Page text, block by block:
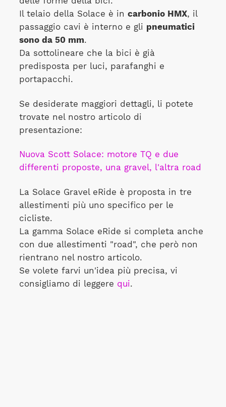
Il telaio della Solace è in carbonio HMX, il
passaggio cavi è interno e gli pneumatici
sono da 50 mm.
Da sottolineare che la bici è già
predisposta per luci, parafanghi e
portapacchi.
Se desiderate maggiori dettagli, li potete
trovate nel nostro articolo di
presentazione:
Nuova Scott Solace: motore TQ e due
differenti proposte, una gravel, l'altra road
La Solace Gravel eRide è proposta in tre
allestimenti più uno specifico per le
cicliste.
La gamma Solace eRide si completa anche
con due allestimenti "road", che però non
rientrano nel nostro articolo.
Se volete farvi un'idea più precisa, vi
consigliamo di leggere qui.